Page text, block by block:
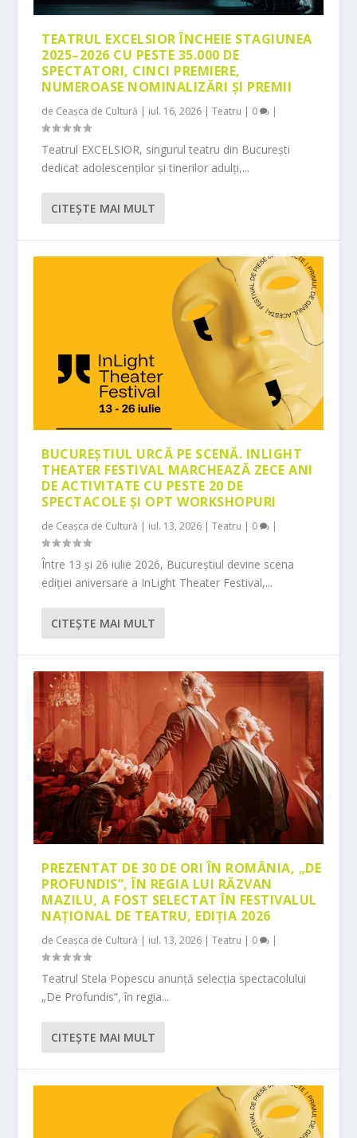
TEATRUL EXCELSIOR ÎNCHEIE STAGIUNEA
2025–2026 CU PESTE 35.000 DE
SPECTATORI, CINCI PREMIERE,
NUMEROASE NOMINALIZĂRI ȘI PREMII
de Ceașca de Cultură | iul. 16, 2026 |Teatru | 0 |
Teatrul EXCELSIOR, singurul teatru din București
dedicat adolescenților și tinerilor adulți,...
CITEŞTE MAI MULT
BUCUREȘTIUL URCĂ PE SCENĂ. INLIGHT
THEATER FESTIVAL MARCHEAZĂ ZECE ANI
DE ACTIVITATE CU PESTE 20 DE
SPECTACOLE ȘI OPT WORKSHOPURI
de Ceașca de Cultură | iul. 13, 2026 |Teatru | 0 |
Între 13 și 26 iulie 2026, Bucureștiul devine scena
ediției aniversare a InLight Theater Festival,...
CITEŞTE MAI MULT
PREZENTAT DE 30 DE ORI ÎN ROMÂNIA, „DE
PROFUNDIS”, ÎN REGIA LUI RĂZVAN
MAZILU, A FOST SELECTAT ÎN FESTIVALUL
NAȚIONAL DE TEATRU, EDIȚIA 2026
de Ceașca de Cultură | iul. 13, 2026 |Teatru | 0 |
Teatrul Stela Popescu anunță selecția spectacolului
„De Profundis”, în regia...
CITEŞTE MAI MULT